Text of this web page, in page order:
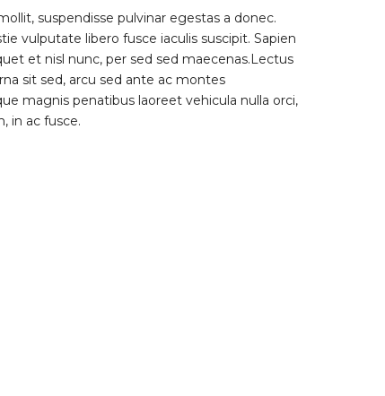
suspendisse pulvinar egestas a donec.
vulputate libero fusce iaculis suscipit. Sapien
et nisl nunc, per sed sed maecenas.Lectus
sit sed, arcu sed ante ac montes
magnis penatibus laoreet vehicula nulla orci,
in ac fusce.